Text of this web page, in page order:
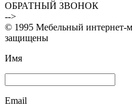
ОБРАТНЫЙ ЗВОНОК
-->
© 1995 Мебельный интернет-
защищены
Имя
Email